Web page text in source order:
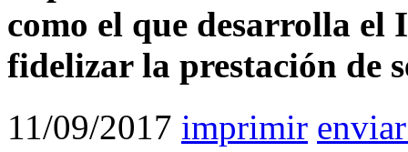
como el que desarrolla
fidelizar la prestación de
11/09/2017 imprimir